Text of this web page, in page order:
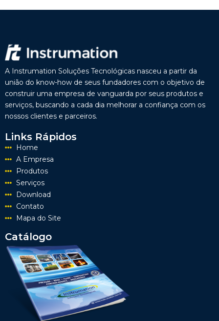
A Instrumation Soluções Tecnológicas nasceu a partir da
união do know-how de seus fundadores com o objetivo de
construir uma empresa de vanguarda por seus produtos e
serviços, buscando a cada dia melhorar a confiança com os
nossos clientes e parceiros.
Links Rápidos
Home
A Empresa
Produtos
Serviços
Download
Contato
Mapa do Site
Catálogo